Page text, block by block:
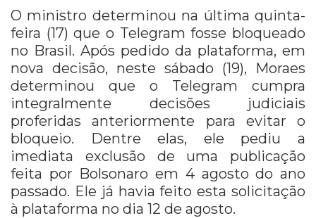
O ministro determinou na última quinta-
feira (17) que o Telegram fosse bloqueado
no Brasil. Após pedido da plataforma, em
nova decisão, neste sábado (19), Moraes
determinou que o Telegram cumpra
integralmente decisões judiciais
proferidas anteriormente para evitar o
bloqueio. Dentre elas, ele pediu a
imediata exclusão de uma publicação
feita por Bolsonaro em 4 agosto do ano
passado. Ele já havia feito esta solicitação
à plataforma no dia 12 de agosto.